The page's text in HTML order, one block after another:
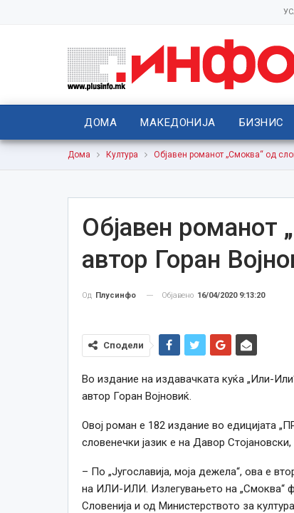
ДОМА МАКЕДОНИЈА БИЗНИС
Дома Култура Објавен романот „Смоква“ од
Објавен романот
автор Горан
Од Плусинфо Објавено 16/04/2020 9:13:20
Сподели
Во издание на издавачката куќа „Или-
автор Горан Војновиќ.
Овој роман е 182 издание во едицијата
словенечки јазик е на Давор
– По „Југославија, моја дежела“, ова е
на ИЛИ-ИЛИ. Излегувањето на „Смоква“
Словенија и од Министерството за